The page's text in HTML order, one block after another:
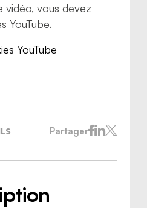
vidéo, vous devez
YouTube.
YouTube
Partager